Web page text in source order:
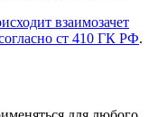
взаимозачет
ст 410 ГК РФ.